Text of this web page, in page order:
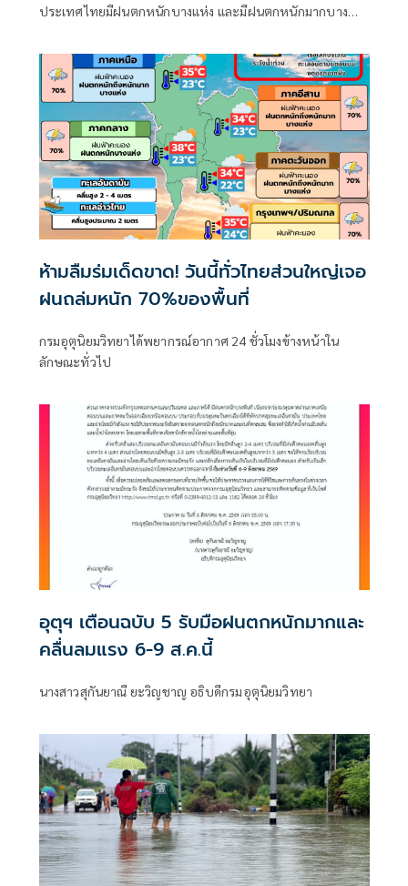
ประเทศไทยมีฝนตกหนักบางแห่ง และมีฝนตกหนักมากบาง
ห้ามลืมร่มเด็ดขาด! วันนี้ทั่วไทยส่วนใหญ่เจอ
ฝนถล่มหนัก 70%ของพื้นที่
กรมอุตุนิยมวิทยาได้พยากรณ์อากาศ 24 ชั่วโมงข้างหน้าใน
ลักษณะทั่วไป
อุตุฯ เตือนฉบับ 5 รับมือฝนตกหนักมากและ
คลื่นลมแรง 6-9 ส.ค.นี้
นางสาวสุกันยาณี ยะวิญชาญ อธิบดีกรมอุตุนิยมวิทยา